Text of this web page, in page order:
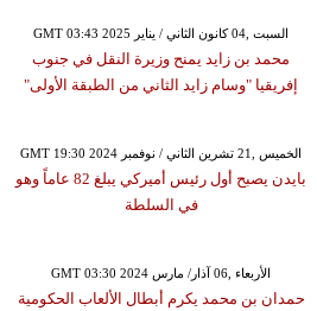
GMT 03:43 2025 السبت ,04 كانون الثاني / يناير
محمد بن زايد يمنح وزيرة النقل في جنوب
إفريقيا "وسام زايد الثاني من الطبقة الأولى"
GMT 19:30 2024 الخميس ,21 تشرين الثاني / نوفمبر
بايدن يصبح أول رئيس أميركي يبلغ 82 عاماً وهو
في السلطة
GMT 03:30 2024 الأربعاء ,06 آذار/ مارس
حمدان بن محمد يكرم أبطال الألعاب الحكومية